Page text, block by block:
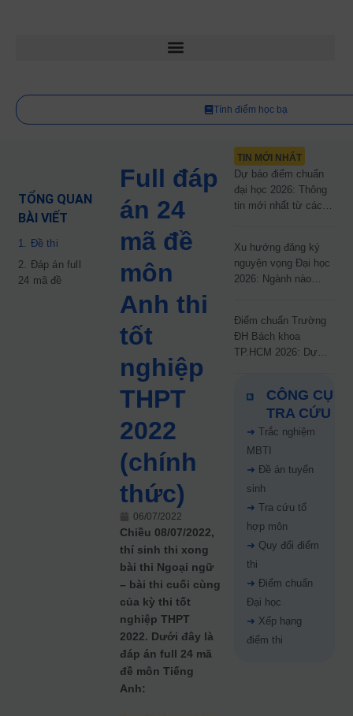
Tính điểm học bạ
TỔNG QUAN
BÀI VIẾT
1. Đề thi
2. Đáp án full
24 mã đề
Full đáp
án 24
mã đề
môn
Anh thi
tốt
nghiệp
THPT
2022
(chính
thức)
06/07/2022
Chiều 08/07/2022,
thí sinh thi xong
bài thi Ngoại ngữ
– bài thi cuối cùng
của kỳ thi tốt
nghiệp THPT
2022. Dưới đây là
đáp án full 24 mã
đề môn Tiếng
Anh:
TIN MỚI NHẤT
Dự báo điểm chuẩn
đại học 2026: Thông
tin mới nhất từ các
Xu hướng đăng ký
nguyện vọng Đại học
2026: Ngành nào
Điểm chuẩn Trường
ĐH Bách khoa
TP.HCM 2026: Dự
67%
CÔNG CỤ
TRA CỨU
➜ Trắc nghiệm
MBTI
➜ Đề án tuyển
sinh
➜ Tra cứu tổ
hợp môn
➜ Quy đổi điểm
thi
➜ Điểm chuẩn
Đại học
➜ Xếp hạng
điểm thi